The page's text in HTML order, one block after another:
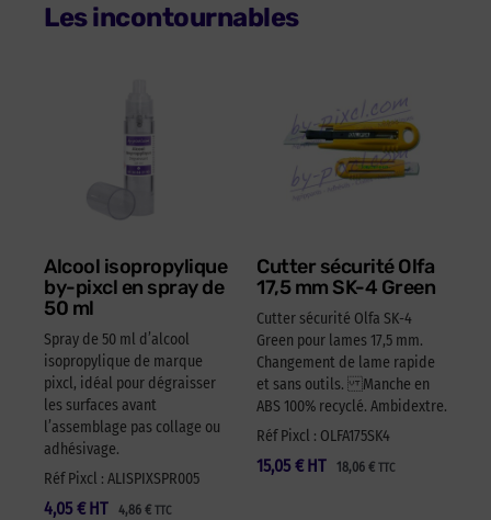
Les incontournables
Alcool isopropylique
by-pixcl en spray de
50 ml
Spray de 50 ml d’alcool
isopropylique de marque
pixcl, idéal pour dégraisser
les surfaces avant
l’assemblage pas collage ou
adhésivage.
Réf Pixcl : ALISPIXSPR005
4,05 € 4,86 € TTC
HT
Cutter sécurité Olfa
17,5 mm SK-4 Green
Cutter sécurité Olfa SK-4
Green pour lames 17,5 mm.
Changement de lame rapide
et sans outils. Manche en
ABS 100% recyclé. Ambidextre.
Réf Pixcl : OLFA175SK4
15,05 € 18,06 € TTC
HT